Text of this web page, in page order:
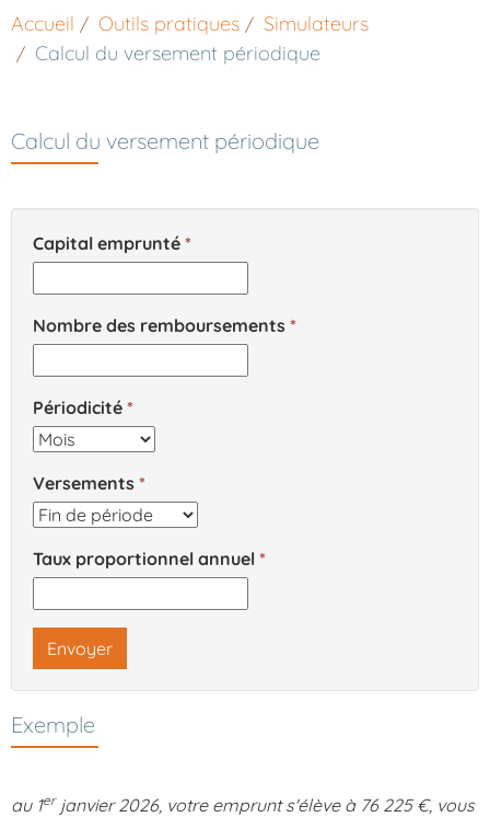
Accueil Outils pratiques
Simulateurs
Calcul du versement périodique
Calcul du versement périodique
Capital emprunté
Nombre des remboursements
Périodicité
Versements
Taux proportionnel annuel
Envoyer
Exemple
au 1erjanvier 2026, votre emprunt s'élève à 76 225 €, vous